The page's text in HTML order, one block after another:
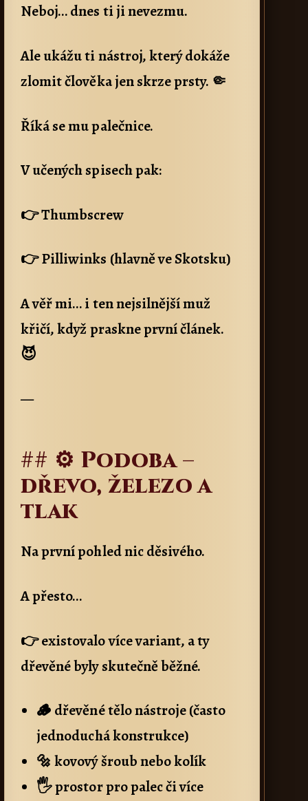
Neboj… dnes ti ji nevezmu.
Ale ukážu ti nástroj, který dokáže
zlomit člověka jen skrze prsty. 🤏
Říká se mu palečnice.
V učených spisech pak:
👉 Thumbscrew
👉 Pilliwinks (hlavně ve Skotsku)
A věř mi… i ten nejsilnější muž
křičí, když praskne první článek.
😈
—
## ⚙️ Podoba –
dřevo, železo a
tlak
Na první pohled nic děsivého.
A přesto…
👉 existovalo více variant, a ty
dřevěné byly skutečně běžné.
🪵 dřevěné tělo nástroje (často
jednoduchá konstrukce)
🔩 kovový šroub nebo kolík
🖐️ prostor pro palec či více